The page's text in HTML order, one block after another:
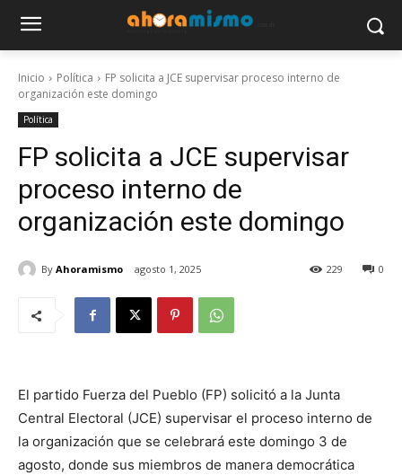
Inicio Política
FP solicita a JCE supervisar proceso interno de
organización este domingo
Política
FP solicita a JCE supervisar
proceso interno de
organización este domingo
By Ahoramismo agosto 1, 2025 0
229
El partido Fuerza del Pueblo (FP) solicitó a la Junta
Central Electoral (JCE) supervisar el proceso interno de
la organización que se celebrará este domingo 3 de
agosto, donde sus miembros de manera democrática